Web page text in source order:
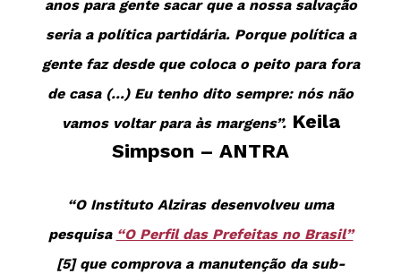
anos para gente sacar que a nossa salvação
seria a política partidária. Porque política a
gente faz desde que coloca o peito para fora
de casa (…) Eu tenho dito sempre: nós não
vamos voltar para às margens”.Keila
Simpson – ANTRA
“O Instituto Alziras desenvolveu uma
pesquisa “O Perfil das Prefeitas no Brasil”
[5] que comprova a manutenção da sub-